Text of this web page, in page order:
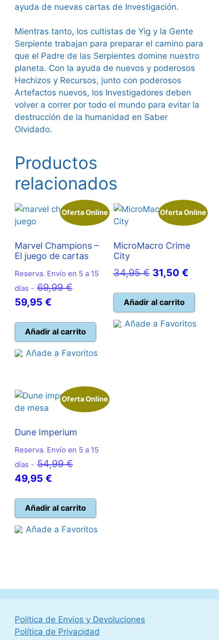
ayuda de nuevas cartas de Investigación.
Mientras tanto, los cultistas de Yig y la Gente
Serpiente trabajan para preparar el camino para
que el Padre de las Serpientes domine nuestro
planeta. Con la ayuda de nuevos y poderosos
Hechizos y Recursos, junto con poderosos
Artefactos nuevos, los Investigadores deben
volver a correr por todo el mundo para evitar la
destrucción de la humanidad en Saber
Olvidado.
Productos
relacionados
Oferta Online
Marvel Champions –
El juego de cartas
Reserva. Envío en 5 a 15
días - 69,99€El
era:
59,95 €
actual
Añadir al carrito
Añade a Favoritos
Oferta Online
MicroMacro Crime
City
34,95€ El
original
31,50 €El
Añadir al carrito
Añade a Favoritos
Oferta Online
Dune Imperium
Reserva. Envío en 5 a 15
días - 54,99€El
era:
54,99 €.
49,95 €
actual
es:
49,95 €.
Añadir al carrito
Añade a Favoritos
Política de Envíos y Devoluciones
Política de Privacidad